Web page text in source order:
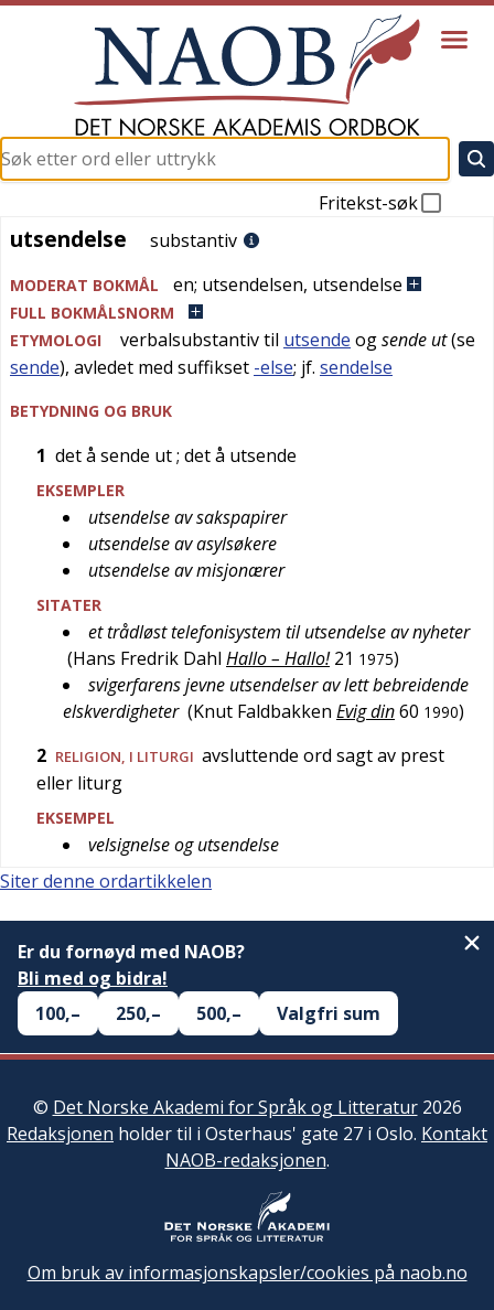
Fritekst-søk
utsendelse
utsendelse substantiv
MODERAT BOKMÅL en; utsendelsen, utsendelse
FULL BOKMÅLSNORM
ETYMOLOGI
verbalsubstantiv til utsende ogsende ut(se
sende), avledet med suffikset -else; jf. sendelse
BETYDNING OG BRUK
1 det å sende ut; det å utsende
EKSEMPLER
utsendelse av sakspapirer
utsendelse av asylsøkere
utsendelse av misjonærer
SITATER
et trådløst telefonisystem til utsendelse av nyheter
(Hans Fredrik Dahl Hallo – Hallo! 21 1975)
svigerfarens jevne utsendelser av lett bebreidende
elskverdigheter (Knut Faldbakken Evig din60 1990)
2 RELIGION, I LITURGI avsluttende ord sagt av prest
eller liturg
EKSEMPEL
velsignelse og utsendelse
Siter denne ordartikkelen
Er du fornøyd med NAOB?
Bli med og bidra!
100,–
250,– 500,– Valgfri sum
© Det Norske Akademi for Språk og Litteratur2026
Redaksjonen holder til i Osterhaus' gate 27 i Oslo. Kontakt
NAOB-redaksjonen.
Om bruk av informasjonskapsler/cookies på naob.no